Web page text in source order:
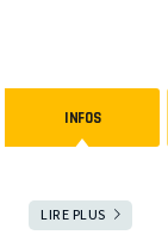
INFOS
LIRE PLUS